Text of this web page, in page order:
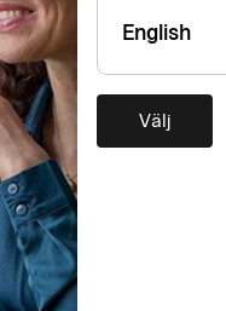
English
Välj